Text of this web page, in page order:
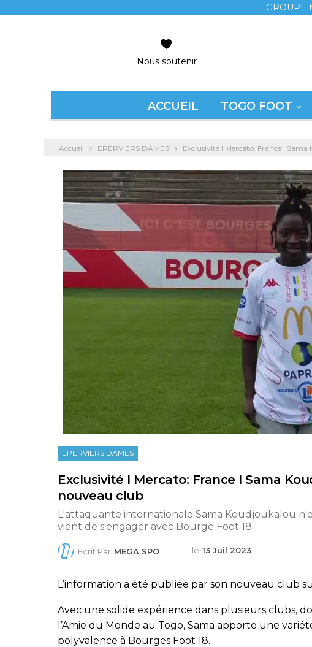
GROUPE
Nous soutenir
ACCUEIL TOGO FOOT
Accueil EPERVIERS DAMES Exclusivité l Mercato: France l
EPERVIERS DAMES
Exclusivité l Mercato: France l Sama
nouveau club
L'attaquante internationale Sama Koudjoukalou
vient de s'engager avec Bourge Foot 18.
Ecrit Par MEGA SPORTS le 13 Juil 2023
L’information a été publiée par son nouveau club
Avec une solide expérience dans plusieurs clubs,
l’Amie du Monde au Togo, Sama apporte une
polyvalence à Bourges Foot 18.